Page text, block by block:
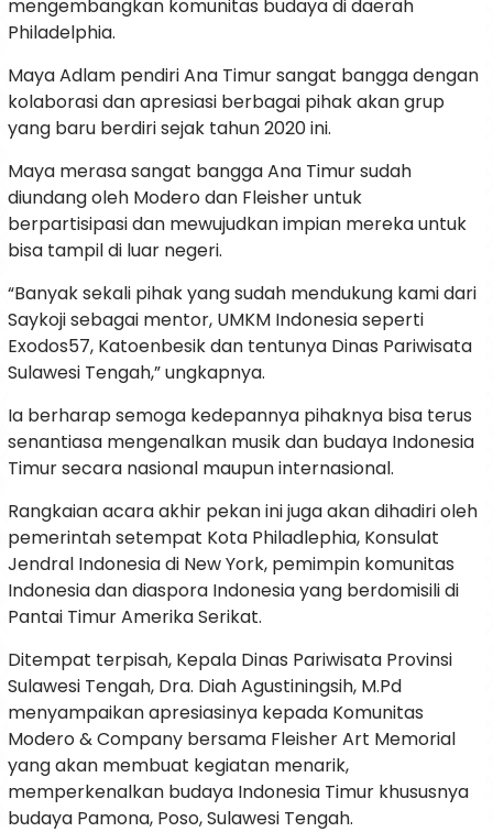
mengembangkan komunitas budaya di daerah
Philadelphia.
Maya Adlam pendiri Ana Timur sangat bangga dengan
kolaborasi dan apresiasi berbagai pihak akan grup
yang baru berdiri sejak tahun 2020 ini.
Maya merasa sangat bangga Ana Timur sudah
diundang oleh Modero dan Fleisher untuk
berpartisipasi dan mewujudkan impian mereka untuk
bisa tampil di luar negeri.
“Banyak sekali pihak yang sudah mendukung kami dari
Saykoji sebagai mentor, UMKM Indonesia seperti
Exodos57, Katoenbesik dan tentunya Dinas Pariwisata
Sulawesi Tengah,” ungkapnya.
Ia berharap semoga kedepannya pihaknya bisa terus
senantiasa mengenalkan musik dan budaya Indonesia
Timur secara nasional maupun internasional.
Rangkaian acara akhir pekan ini juga akan dihadiri oleh
pemerintah setempat Kota Philadlephia, Konsulat
Jendral Indonesia di New York, pemimpin komunitas
Indonesia dan diaspora Indonesia yang berdomisili di
Pantai Timur Amerika Serikat.
Ditempat terpisah, Kepala Dinas Pariwisata Provinsi
Sulawesi Tengah, Dra. Diah Agustiningsih, M.Pd
menyampaikan apresiasinya kepada Komunitas
Modero & Company bersama Fleisher Art Memorial
yang akan membuat kegiatan menarik,
memperkenalkan budaya Indonesia Timur khususnya
budaya Pamona, Poso, Sulawesi Tengah.